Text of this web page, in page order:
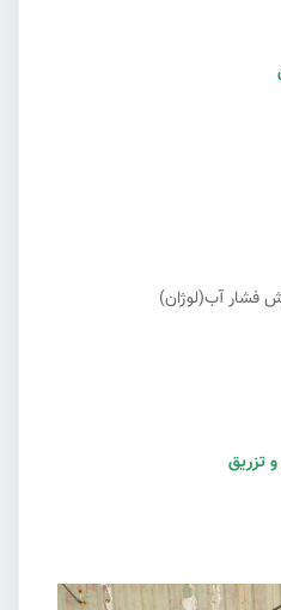
و اصطلاحات
تزريق
فشار آب(لوژان)
تزريق